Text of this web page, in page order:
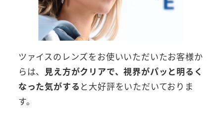
ツァイスのレンズをお使いいただいたお客様か
らは、
見え方がクリアで、視界がパッと明るく
なった気がする と大好評をいただいておりま
す。